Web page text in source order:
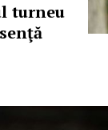
turneu